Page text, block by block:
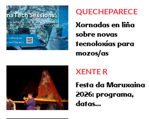
QUECHEPARECE
Xornadas en liña
sobre novas
tecnoloxías para
mozos/as
XENTE R
Festa da Maruxaina
2026: programa,
datas...